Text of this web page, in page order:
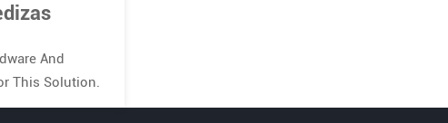
And
This Solution.